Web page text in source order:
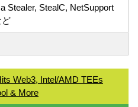
Stealer, StealC, NetSupport
ど
Web3, Intel/AMD TEEs
& More